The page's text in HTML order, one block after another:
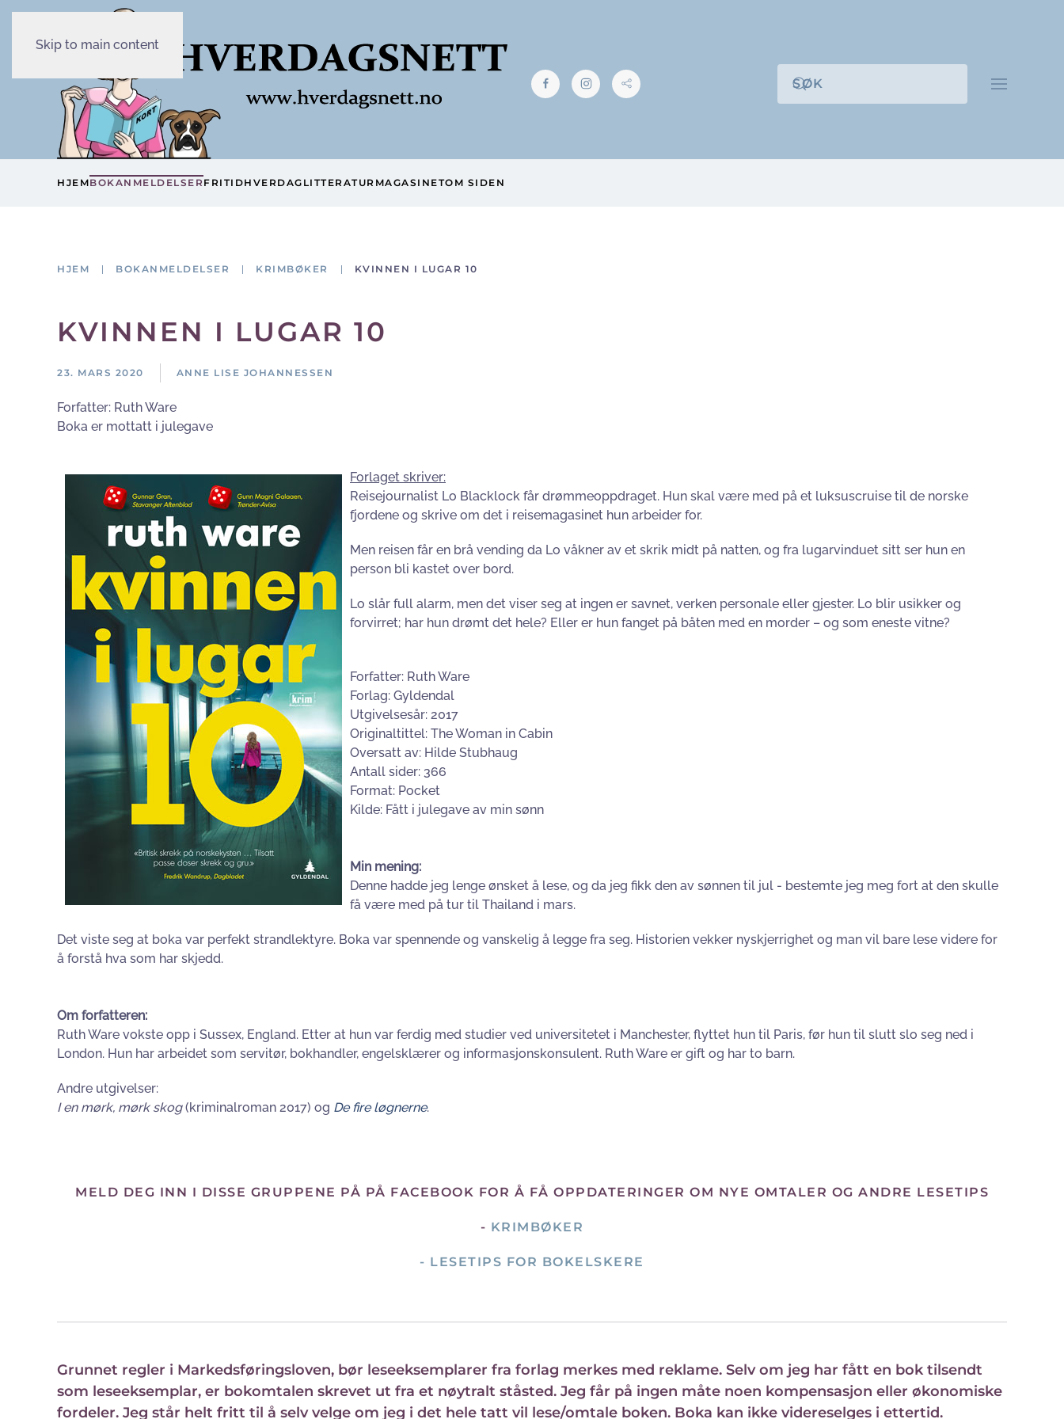
Skip to main content
HJEMBOKANMELDELSER FRITIDHVERDAG LITTERATUR MAGASINETOM SIDEN
HJEM BOKANMELDELSER KRIMBØKER KVINNEN I LUGAR 10
KVINNEN I LUGAR 10
23. MARS 2020 ANNE LISE JOHANNESSEN
Forfatter: Ruth Ware
Boka er mottatt i julegave
Forlaget skriver:
Reisejournalist Lo Blacklock får drømmeoppdraget. Hun skal være med på et luksuscruise til de norske
fjordene og skrive om det i reisemagasinet hun arbeider for.
Men reisen får en brå vending da Lo våkner av et skrik midt på natten, og fra lugarvinduet sitt ser hun en
person bli kastet over bord.
Lo slår full alarm, men det viser seg at ingen er savnet, verken personale eller gjester. Lo blir usikker og
forvirret; har hun drømt det hele? Eller er hun fanget på båten med en morder – og som eneste vitne?
Forfatter: Ruth Ware
Forlag: Gyldendal
Utgivelsesår: 2017
Originaltittel: The Woman in Cabin
Oversatt av: Hilde Stubhaug
Antall sider: 366
Format: Pocket
Kilde: Fått i julegave av min sønn
Min mening:
Denne hadde jeg lenge ønsket å lese, og da jeg fikk den av sønnen til jul - bestemte jeg meg fort at den skulle
få være med på tur til Thailand i mars.
Det viste seg at boka var perfekt strandlektyre. Boka var spennende og vanskelig å legge fra seg. Historien vekker nyskjerrighet og man vil bare lese videre for
å forstå hva som har skjedd.
Om forfatteren:
Ruth Ware vokste opp i Sussex, England. Etter at hun var ferdig med studier ved universitetet i Manchester, flyttet hun til Paris, før hun til slutt slo seg ned i
London. Hun har arbeidet som servitør, bokhandler, engelsklærer og informasjonskonsulent. Ruth Ware er gift og har to barn.
Andre utgivelser:
I en mørk, mørk skog(kriminalroman 2017) og De fire løgnerne.
MELD DEG INN I DISSE GRUPPENE PÅ PÅ FACEBOOK FOR Å FÅ OPPDATERINGER OM NYE OMTALER OG ANDRE LESETIPS
- KRIMBØKER
- LESETIPS FOR BOKELSKERE
Grunnet regler i Markedsføringsloven, bør leseeksemplarer fra forlag merkes med reklame. Selv om jeg har fått en bok tilsendt
som leseeksemplar, er bokomtalen skrevet ut fra et nøytralt ståsted. Jeg får på ingen måte noen kompensasjon eller økonomiske
fordeler. Jeg står helt fritt til å selv velge om jeg i det hele tatt vil lese/omtale boken. Boka kan ikke videreselges i ettertid.